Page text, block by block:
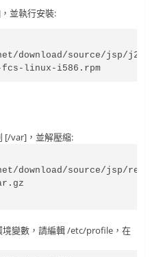
並執行安裝:
download/source/jsp/
fcs-linux-i586.rpm
[/var]，並解壓縮:
download/source/jsp/
境變數，請編輯 /etc/profile，在